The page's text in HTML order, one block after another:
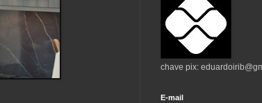
chave pix:
E-mail